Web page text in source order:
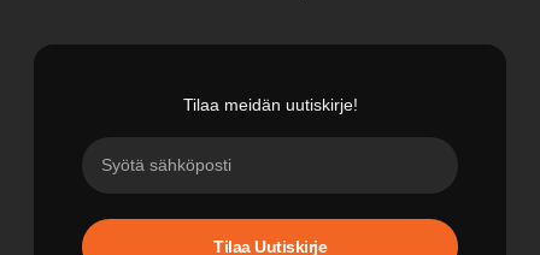
Tilaa meidän uutiskirje!
Tilaa Uutiskirje